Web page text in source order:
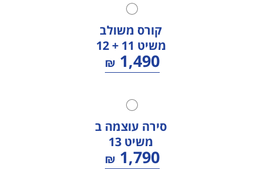
קורס משולב
משיט 11 + 12
1,490
₪
סירה עוצמה ב
משיט 13
1,790
₪